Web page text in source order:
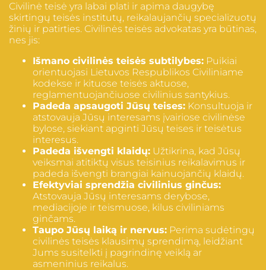
Civilinė teisė yra labai plati ir apima daugybę
skirtingų teisės institutų, reikalaujančių specializuotų
žinių ir patirties. Civilinės teisės advokatas yra būtinas,
nes jis:
Išmano civilinės teisės subtilybes: Puikiai
orientuojasi Lietuvos Respublikos Civiliniame
kodekse ir kituose teisės aktuose,
reglamentuojančiuose civilinius santykius.
Padeda apsaugoti Jūsų teises: Konsultuoja ir
atstovauja Jūsų interesams įvairiose civilinėse
bylose, siekiant apginti Jūsų teises ir teisėtus
interesus.
Padeda išvengti klaidų: Užtikrina, kad Jūsų
veiksmai atitiktų visus teisinius reikalavimus ir
padeda išvengti brangiai kainuojančių klaidų.
Efektyviai sprendžia civilinius ginčus:
Atstovauja Jūsų interesams derybose,
mediacijoje ir teismuose, kilus civiliniams
ginčams.
Taupo Jūsų laiką ir nervus: Perima sudėtingų
civilinės teisės klausimų sprendimą, leidžiant
Jums susitelkti į pagrindinę veiklą ar
asmeninius reikalus.